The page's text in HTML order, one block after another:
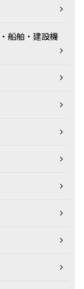
船舶・建設機